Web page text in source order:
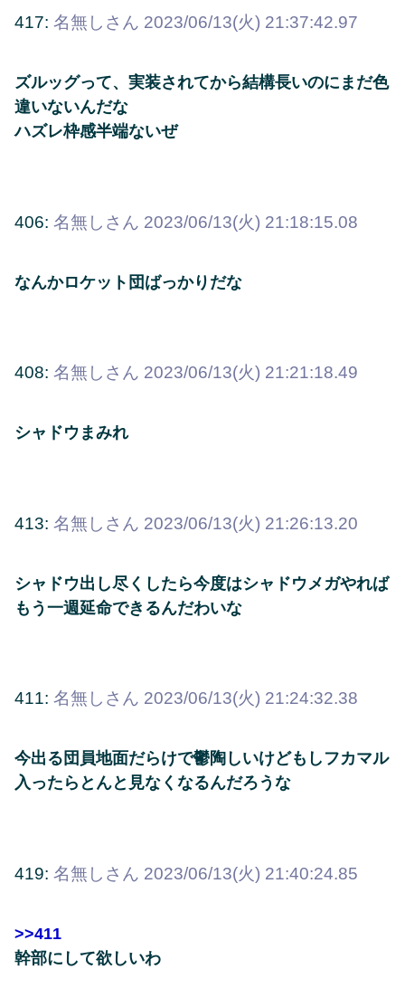
417: 名無しさん 2023/06/13(火) 21:37:42.97
ズルッグって、実装されてから結構長いのにまだ色
違いないんだな
ハズレ枠感半端ないぜ
406: 名無しさん 2023/06/13(火) 21:18:15.08
なんかロケット団ばっかりだな
408: 名無しさん 2023/06/13(火) 21:21:18.49
シャドウまみれ
413: 名無しさん 2023/06/13(火) 21:26:13.20
シャドウ出し尽くしたら今度はシャドウメガやれば
もう一週延命できるんだわいな
411: 名無しさん 2023/06/13(火) 21:24:32.38
今出る団員地面だらけで鬱陶しいけどもしフカマル
入ったらとんと見なくなるんだろうな
419: 名無しさん 2023/06/13(火) 21:40:24.85
>>411
幹部にして欲しいわ